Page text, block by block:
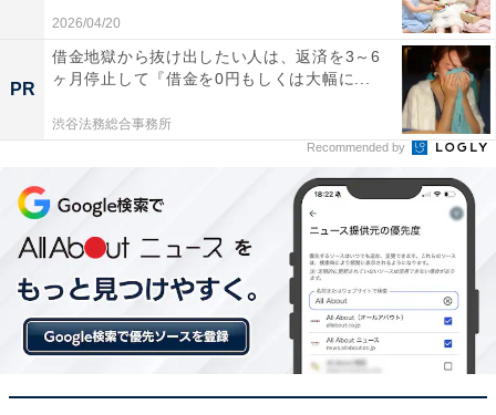
2026/04/20
PR
借金地獄から抜け出したい人は、返済を3～6
ヶ月停止して『借金を0円もしくは大幅に...
渋谷法務総合事務所
Recommended by